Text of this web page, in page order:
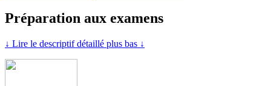
Préparation aux examens
↓ Lire le descriptif détaillé plus bas ↓